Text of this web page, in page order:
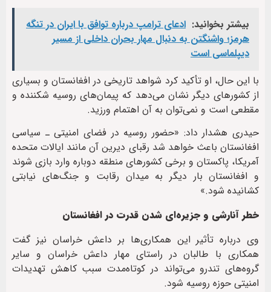
بیشتر بخوانید: ادعای ترامپ درباره توافق با ایران در تنگه
هرمز؛ واشنگتن به دنبال مهار بحران داخلی از مسیر
دیپلماسی است
با این حال، او تأکید کرد شواهد تاریخی در افغانستان و بسیاری
از کشورهای دیگر نشان می‌دهد که پیمان‌های روسیه شکننده و
مقطعی است و نمی‌توان به آن اهتمام ورزید.
حیدری هشدار داد: «حضور روسیه در فضای امنیتی ـ سیاسی
افغانستان باعث خواهد شد رقبای دیرین آن مانند ایالات متحده
آمریکا، پاکستان و برخی کشورهای منطقه دوباره وارد بازی شوند
و افغانستان بار دیگر به میدان رقابت و جنگ‌های نیابتی
کشانیده شود.»
خطر آنارشی و جزیره‌ای شدن قدرت در افغانستان
وی درباره تأثیر این همکاری‌ها بر داعش خراسان نیز گفت
همکاری با طالبان در راستای مهار داعش خراسان و سایر
گروه‌های تندرو می‌تواند در کوتاه‌مدت سبب کاهش تهدیدات
امنیتی حوزه روسیه شود.